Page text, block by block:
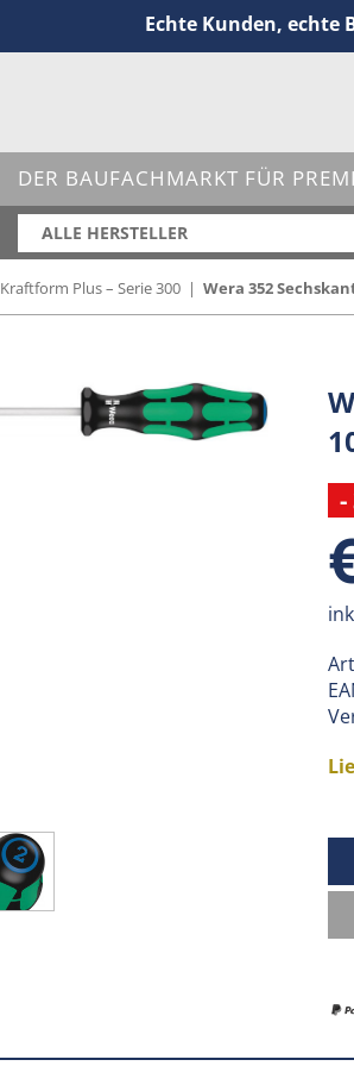
Echte Kunden, echte
DER BAUFACHMARKT FÜR
ALLE HERSTELLER
Kraftform Plus – Serie 300 | Wera 352
-